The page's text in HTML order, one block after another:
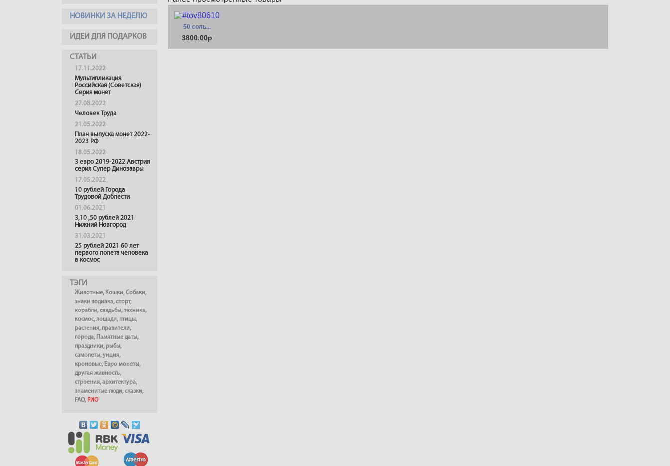
НОВИНКИ ЗА НЕДЕЛЮ
ИДЕИ ДЛЯ ПОДАРКОВ
СТАТЬИ
17.11.2022
Мультипликация
Российская (Советская)
Серия монет
27.08.2022
Человек Труда
21.05.2022
План выпуска монет 2022-
2023 РФ
18.05.2022
3 евро 2019-2022 Австрия
серия Супер Динозавры
17.05.2022
10 рублей Города
Трудовой Доблести
01.06.2021
3,10 ,50 рублей 2021
Нижний Новгород
31.03.2021
25 рублей 2021 60 лет
первого полета человека
в космос
ТЭГИ
Животные, Кошки,Собаки,
знаки зодиака,спорт,
корабли,свадьбы,техника,
космос,лошади, птицы,
растения, правители,
города, Памятные даты,
праздники, рыбы,
самолеты,унция,
кроновые, Евро монеты,
другая живность,
строения,архитектура,
знаменитые люди,сказки,
FAO, РИО
50 соль...
3800.00р